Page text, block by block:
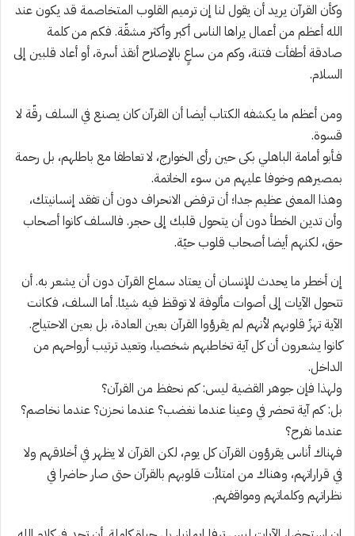
وكأن القرآن يريد أن يقول لنا إن ترميم القلوب المتخاصمة قد يكون عند
الله أعظم من أعمال يراها الناس أكبر وأكثر مشقّة. فكم من كلمة
صادقة أطفأت فتنة، وكم من ساعٍ بالإصلاح أنقذ أسرة، أو أعاد قلبين إلى
السلام.
ومن أعظم ما يكشفه الكتاب أيضا أن القرآن كان يصنع في السلف رقّة لا
قسوة.
فـأبو أمامة الباهلي بكى حين رأى الخوارج، لا تعاطفا مع باطلهم، بل رحمة
بمصيرهم وخوفا عليهم من سوء الخاتمة.
وهذا المعنى عظيم جدا؛ أن ترفض الانحراف دون أن تفقد إنسانيتك،
وأن تدين الخطأ دون أن يتحول قلبك إلى حجر. فالسلف كانوا أصحاب
حق، لكنهم أيضا أصحاب قلوب حيّة.
إن أخطر ما يحدث للإنسان أن يعتاد سماع القرآن دون أن يشعر به. أن
تتحول الآيات إلى أصوات مألوفة لا توقظ فيه شيئا. أما السلف، فكانت
الآية تهزّ قلوبهم لأنهم لم يقرؤوا القرآن بعين العادة، بل بعين الاحتياج.
كانوا يشعرون أن كل آية تخاطبهم شخصيا، وتعيد ترتيب أرواحهم من
الداخل.
ولهذا فإن جوهر القضية ليس: كم نحفظ من القرآن؟
بل: كم آية تحضر في وعينا عندما نغضب؟ عندما نحزن؟ عندما نخاصم؟
عندما نفرح؟
فهناك أناس يقرؤون القرآن كل يوم، لكن القرآن لا يظهر في أخلاقهم ولا
في قراراتهم، وهناك من امتلأت قلوبهم بالقرآن حتى صار حاضرا في
نظراتهم وكلماتهم ومواقفهم.